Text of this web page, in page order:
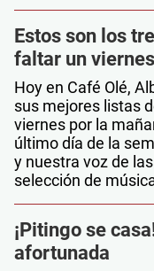
Estos son los
faltar un
Hoy en Café Olé,
sus mejores listas
viernes por la
último día de la
y nuestra voz de
selección de
¡Pitingo se
afortunada